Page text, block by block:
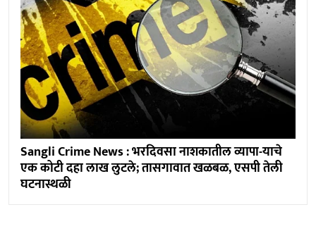
Sangli Crime News : भरदिवसा नाशकातील व्यापा-याचे
एक कोटी दहा लाख लुटले; तासगावात खळबळ, एसपी तेली
घटनास्थळी